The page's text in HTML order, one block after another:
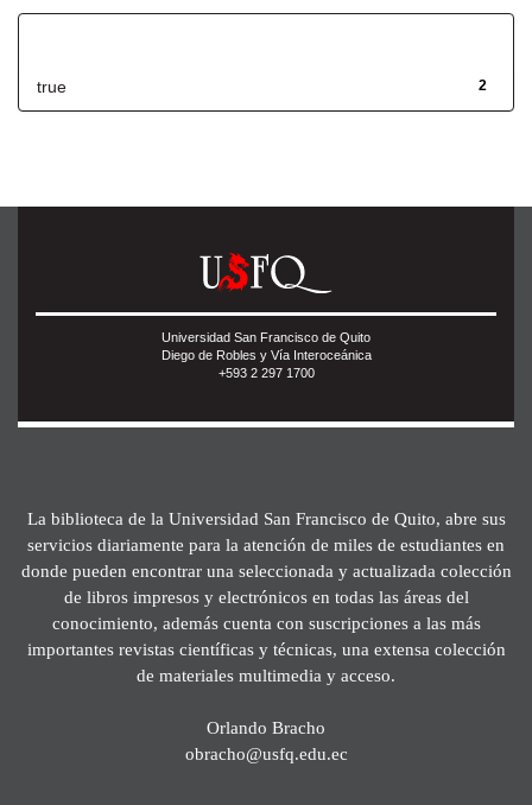
2
true
Universidad San Francisco de Quito
Diego de Robles y Vía Interoceánica
+593 2 297 1700
La biblioteca de la Universidad San Francisco de Quito, abre sus
servicios diariamente para la atención de miles de estudiantes en
donde pueden encontrar una seleccionada y actualizada colección
de libros impresos y electrónicos en todas las áreas del
conocimiento, además cuenta con suscripciones a las más
importantes revistas científicas y técnicas, una extensa colección
de materiales multimedia y acceso.
Orlando Bracho
obracho@usfq.edu.ec